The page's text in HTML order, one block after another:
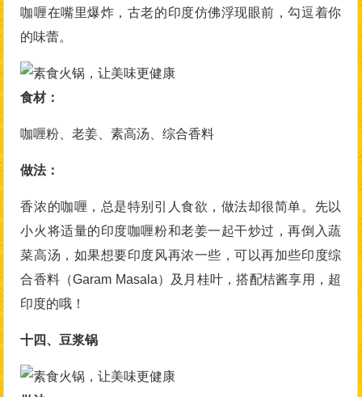
咖喱在嘴里爆炸，古老的印度仿佛浮现眼前，勾逗着你
的味蕾。
食材：
咖喱粉、老姜、素高汤、综合香料
做法：
香浓的咖喱，总是特别引人食欲，做法却很简单。先以
小火将适量的印度咖喱粉和老姜一起干炒过，再倒入蔬
菜高汤，如果想要印度风再浓一些，可以再加些印度综
合香料（Garam Masala）及月桂叶，搭配桔酱享用，超
印度的哦！
十四、豆浆锅